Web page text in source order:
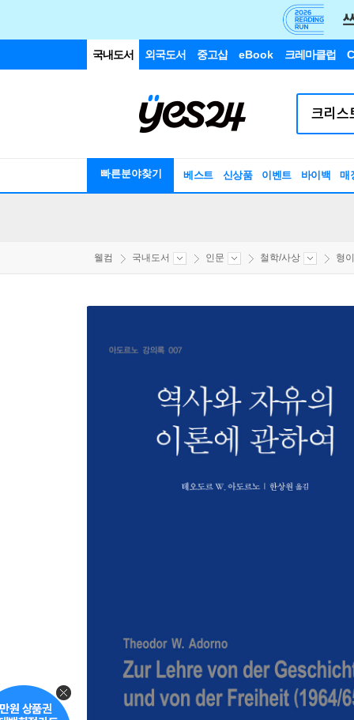
국내도서 외국도서 중고샵 eBook 크레마클럽
빠른분야찾기 베스트 신상품 이벤트 바이백 매
웰컴 국내도서 인문 철학/사상 형